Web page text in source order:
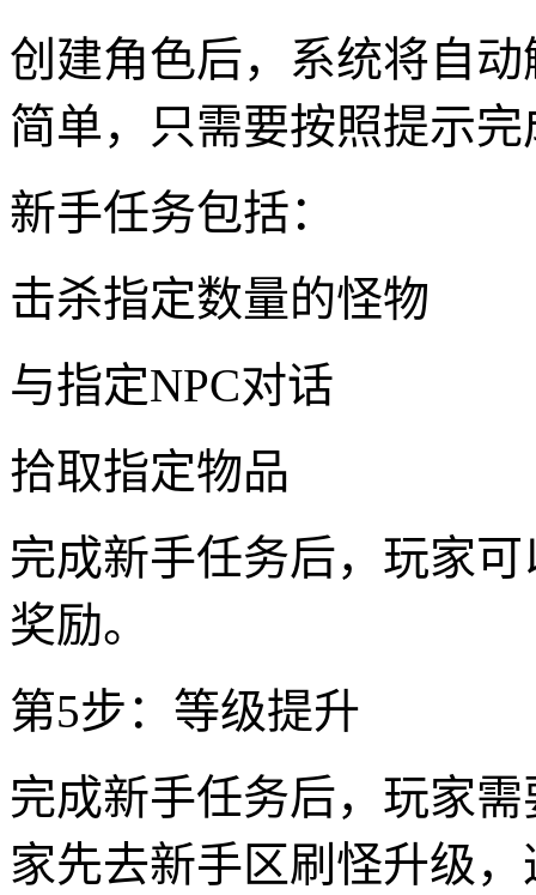
创建角色后，系统将自
简单，只需要按照提示
新手任务包括：
击杀指定数量的怪物
与指定NPC对话
拾取指定物品
完成新手任务后，玩家
奖励。
第5步：等级提升
完成新手任务后，玩家
家先去新手区刷怪升级